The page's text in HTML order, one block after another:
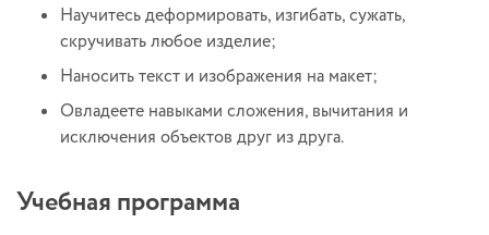
Научитесь деформировать, изгибать, сужать,
скручивать любое изделие;
Наносить текст и изображения на макет;
Овладеете навыками сложения, вычитания и
исключения объектов друг из друга.
Учебная программа